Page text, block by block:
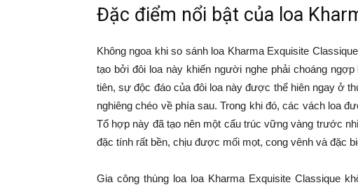
Đặc điểm nổi bật của loa
Không ngoa khi so sánh loa Kharma Exquisite
tạo bởi đôi loa này khiến người nghe phải choáng
tiên, sự độc đáo của đôi loa này được thể hiên ngay ở
nghiêng chéo về phía sau. Trong khi đó, các vách loa
Tổ hợp này đã tạo nên một cấu trúc vững vàng trước
đặc tính rất bền, chịu được mối mọt, cong vênh và đặc
Gia công thùng loa loa Kharma Exquisite Classique